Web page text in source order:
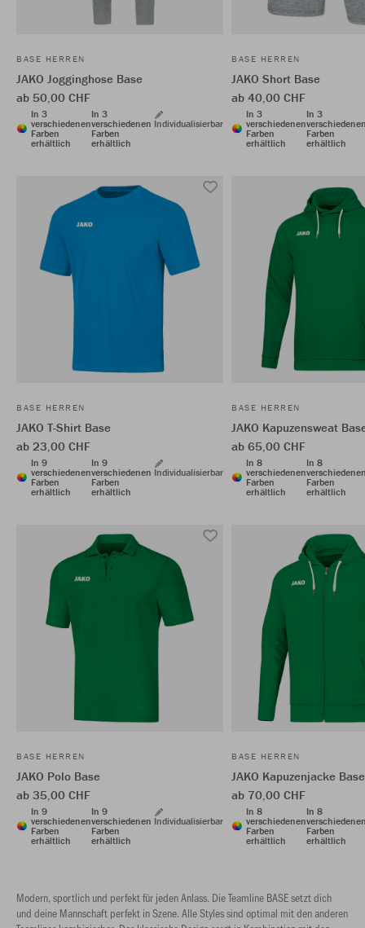
BASE HERREN
JAKO Jogginghose Base
ab 50,00 CHF
In 3
verschiedenen
Farben
erhältlich
In 3
verschiedenen
Farben
erhältlich
Individualisierbar
BASE HERREN
JAKO Short Base
ab 40,00 CHF
In 3
verschiedenen
Farben
erhältlich
In 3
Farben
erhältlich
BASE HERREN
JAKO T-Shirt Base
ab 23,00 CHF
In 9
verschiedenen
Farben
erhältlich
In 9
verschiedenen
Farben
erhältlich
Individualisierbar
BASE HERREN
JAKO Kapuzensweat
ab 65,00 CHF
In 8
verschiedenen
Farben
erhältlich
In 8
Farben
erhältlich
BASE HERREN
JAKO Polo Base
ab 35,00 CHF
In 9
verschiedenen
Farben
erhältlich
In 9
verschiedenen
Farben
erhältlich
Individualisierbar
BASE HERREN
JAKO Kapuzenjacke Base
ab 70,00 CHF
In 8
verschiedenen
Farben
erhältlich
In 8
Farben
erhältlich
Modern, sportlich und perfekt für jeden Anlass. Die Teamline BASE setzt dich
und deine Mannschaft perfekt in Szene. Alle Styles sind optimal mit den anderen